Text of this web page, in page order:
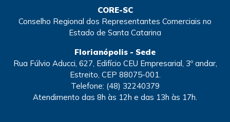
CORE-SC
Conselho Regional dos Representantes Comerciais no
Estado de Santa Catarina
Florianópolis - Sede
Rua Fúlvio Aducci, 627, Edifício CEU Empresarial, 3º andar,
Estreito, CEP 88075-001.
Telefone: (48) 32240379
Atendimento das 8h às 12h e das 13h às 17h.